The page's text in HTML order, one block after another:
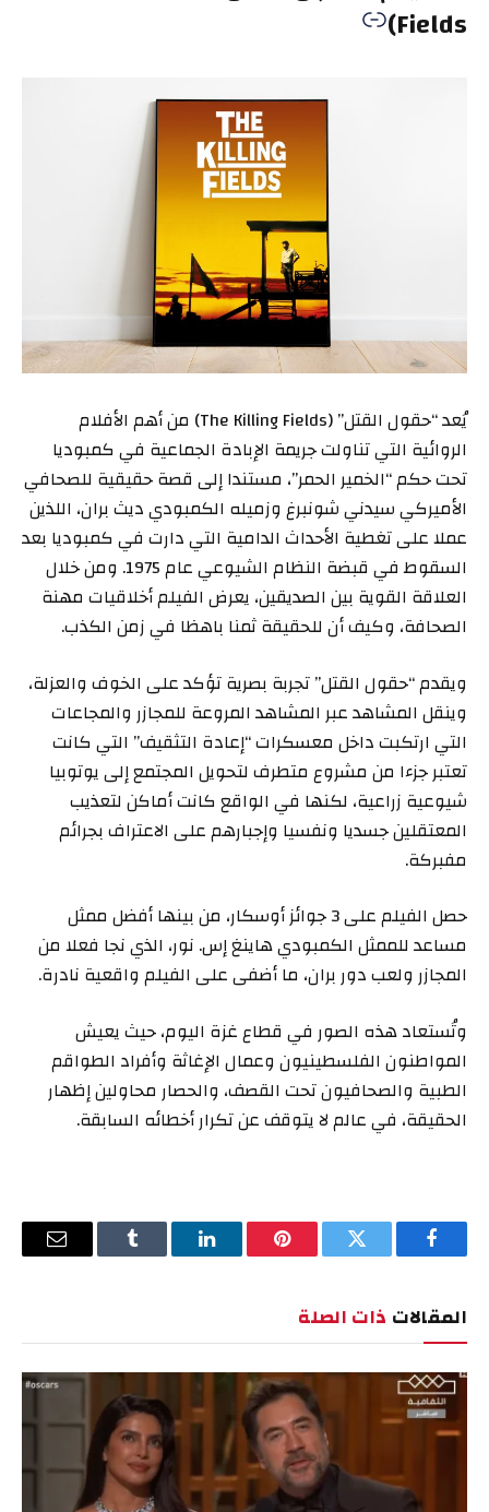
Fields)
يُعد “حقول القتل” (The Killing Fields) من أهم الأفلام
الروائية التي تناولت جريمة الإبادة الجماعية في كمبوديا
تحت حكم “الخمير الحمر”، مستندا إلى قصة حقيقية للصحافي
الأميركي سيدني شونبرغ وزميله الكمبودي ديث بران، اللذين
عملا على تغطية الأحداث الدامية التي دارت في كمبوديا بعد
السقوط في قبضة النظام الشيوعي عام 1975. ومن خلال
العلاقة القوية بين الصديقين، يعرض الفيلم أخلاقيات مهنة
الصحافة، وكيف أن للحقيقة ثمنا باهظا في زمن الكذب.
ويقدم “حقول القتل” تجربة بصرية تؤكد على الخوف والعزلة،
وينقل المشاهد عبر المشاهد المروعة للمجازر والمجاعات
التي ارتكبت داخل معسكرات “إعادة التثقيف” التي كانت
تعتبر جزءا من مشروع متطرف لتحويل المجتمع إلى يوتوبيا
شيوعية زراعية، لكنها في الواقع كانت أماكن لتعذيب
المعتقلين جسديا ونفسيا وإجبارهم على الاعتراف بجرائم
مفبركة.
حصل الفيلم على 3 جوائز أوسكار، من بينها أفضل ممثل
مساعد للممثل الكمبودي هاينغ إس. نور، الذي نجا فعلا من
المجازر ولعب دور بران، ما أضفى على الفيلم واقعية نادرة.
وتُستعاد هذه الصور في قطاع غزة اليوم، حيث يعيش
المواطنون الفلسطينيون وعمال الإغاثة وأفراد الطواقم
الطبية والصحافيون تحت القصف، والحصار محاولين إظهار
الحقيقة، في عالم لا يتوقف عن تكرار أخطائه السابقة.
فيسبوك تويتر بينتيريستلينكدإن Tumblr
البريد
المقالات ذات الصلة